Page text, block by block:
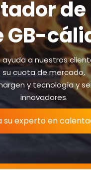
GB-
a nuestros
su cuota de mercado,
y tecnología y
innovadores.
su experto en